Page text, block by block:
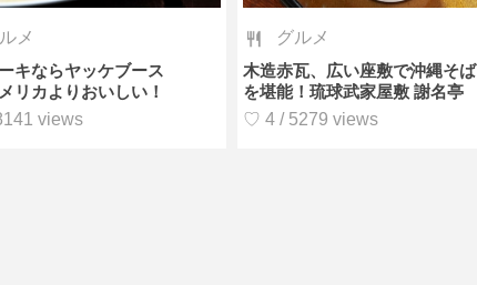
メ
キならヤッケブース
リカよりおいしい！
views
グルメ
木造赤瓦、広い座敷で沖縄そば
を堪能！琉球武家屋敷 謝名亭
♡ 4 / 5279 views